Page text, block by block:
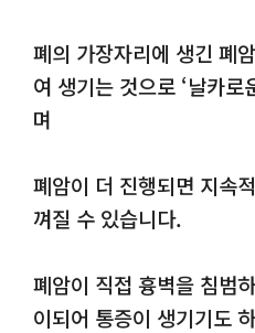
폐의 가장자리에 생긴 폐
여 생기는 것으로 ‘날카로
며
폐암이 더 진행되면 지속
껴질 수 있습니다.
폐암이 직접 흉벽을 침범
이되어 통증이 생기기도